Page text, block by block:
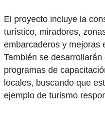
El proyecto incluye la
turístico, miradores,
embarcaderos y mejoras
También se
programas de
locales, buscando que
ejemplo de turismo